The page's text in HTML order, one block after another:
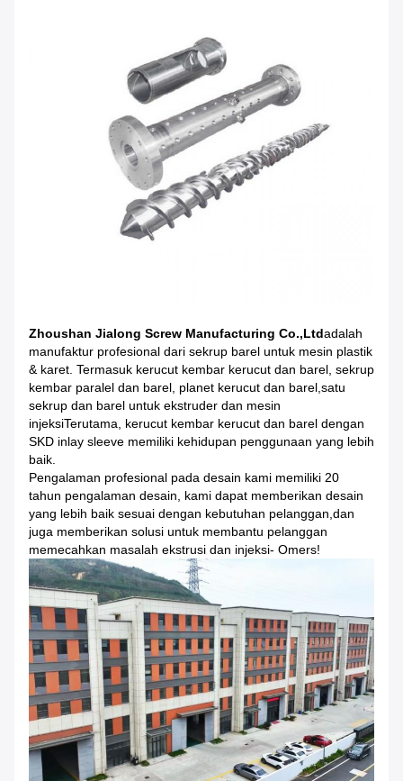
Zhoushan Jialong Screw Manufacturing Co.,Ltdadalah
manufaktur profesional dari sekrup barel untuk mesin plastik
& karet. Termasuk kerucut kembar kerucut dan barel, sekrup
kembar paralel dan barel, planet kerucut dan barel,satu
sekrup dan barel untuk ekstruder dan mesin
injeksiTerutama, kerucut kembar kerucut dan barel dengan
SKD inlay sleeve memiliki kehidupan penggunaan yang lebih
baik.
Pengalaman profesional pada desain kami memiliki 20
tahun pengalaman desain, kami dapat memberikan desain
yang lebih baik sesuai dengan kebutuhan pelanggan,dan
juga memberikan solusi untuk membantu pelanggan
memecahkan masalah ekstrusi dan injeksi- Omers!